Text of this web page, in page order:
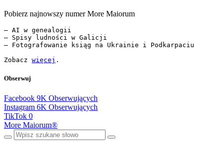
Pobierz najnowszy numer More Maiorum
— AI w genealogii
— Spisy ludności w Galicji
— Fotografowanie ksiąg na Ukrainie i Podkarpaciu
Zobacz więcej .
Obserwuj
Facebook 9K Obserwujących
Instagram 6K Obserwujących
TikTok 0
More Maiorum®